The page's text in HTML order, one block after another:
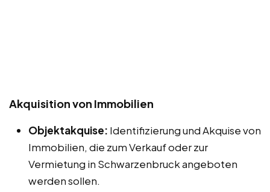
Akquisition von Immobilien
Objektakquise: Identifizierung und Akquise von
Immobilien, die zum Verkauf oder zur
Vermietung in Schwarzenbruck angeboten
werden sollen.